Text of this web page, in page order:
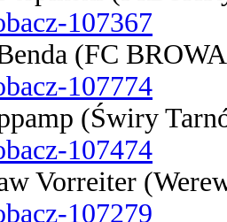
107367
(FC
107774
(Świry
107474
Vorreiter
107279